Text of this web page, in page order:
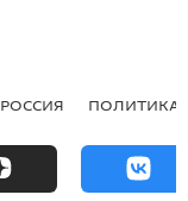
РОССИЯ ПОЛИТИКА